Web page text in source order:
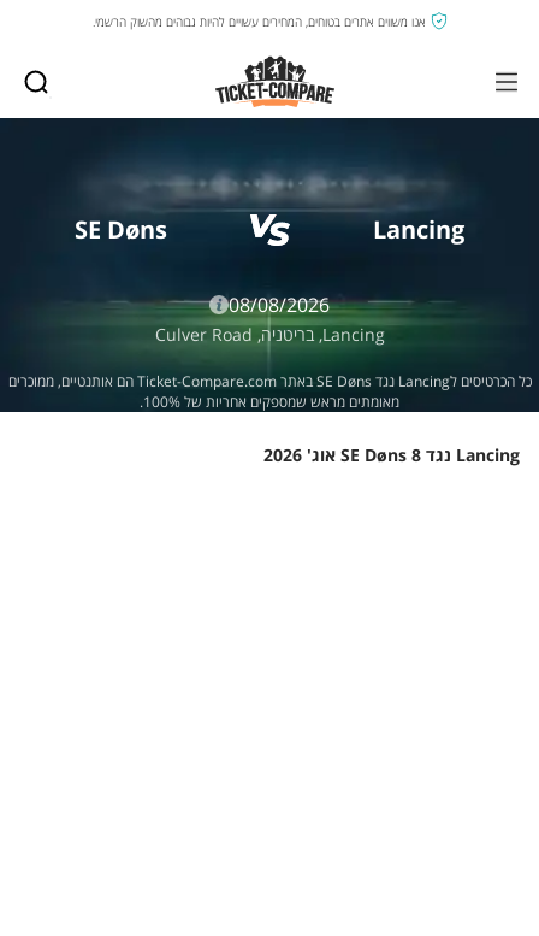
אנו משווים אתרים בטוחים, המחירים עשויים להיות גבוהים מהשוק הרשמי.
Lancing
SE Døns
08/08/2026
Lancing, בריטניה, Culver Road
כל הכרטיסים לLancing נגד SE Døns באתר Ticket-Compare.com הם אותנטיים, ממוכרים
מאומתים מראש שמספקים אחריות של 100%.
Lancing נגד SE Døns 8 אוג' 2026